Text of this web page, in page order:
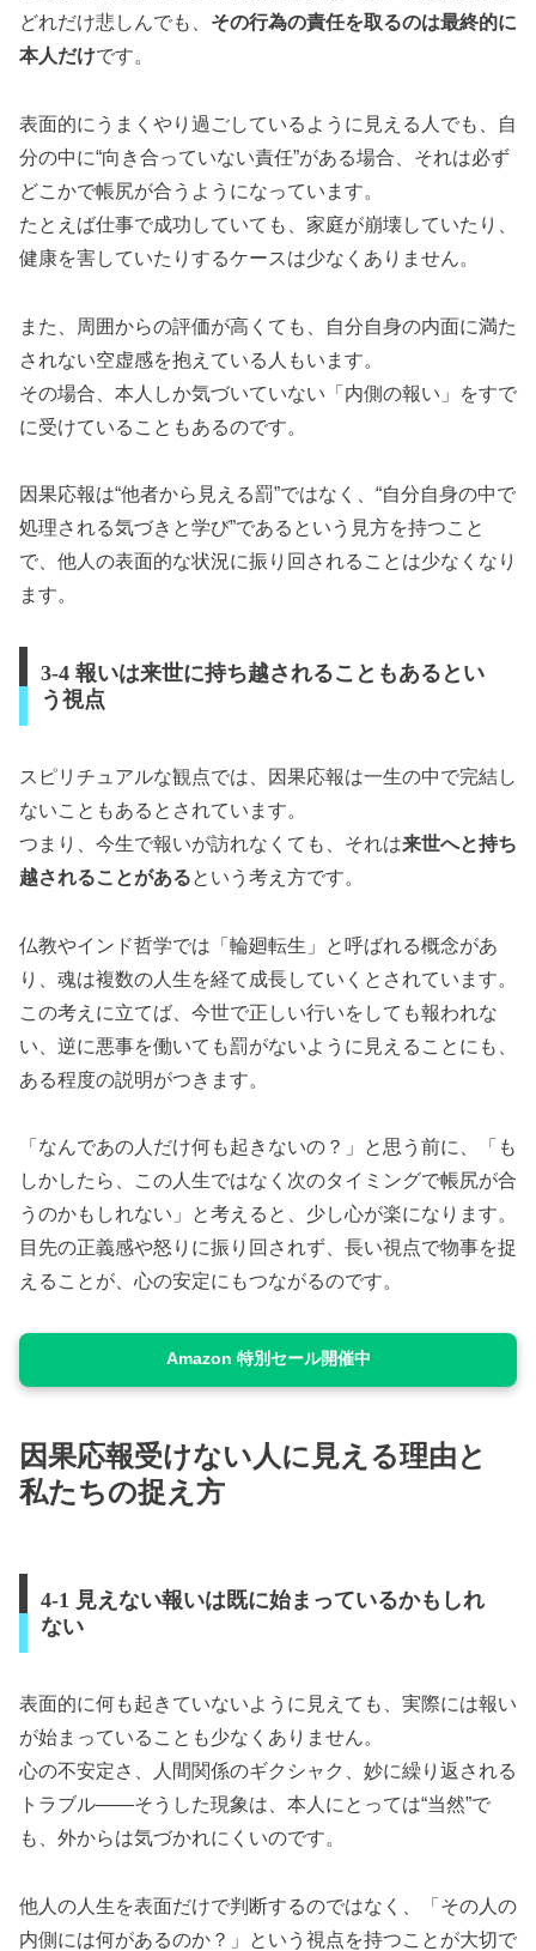
どれだけ悲しんでも、 その行為の責任を取るのは最終的に
本人だけです。
表面的にうまくやり過ごしているように見える人でも、自
分の中に“向き合っていない責任”がある場合、それは必ず
どこかで帳尻が合うようになっています。
たとえば仕事で成功していても、家庭が崩壊していたり、
健康を害していたりするケースは少なくありません。
また、周囲からの評価が高くても、自分自身の内面に満た
されない空虚感を抱えている人もいます。
その場合、本人しか気づいていない「内側の報い」をすで
に受けていることもあるのです。
因果応報は“他者から見える罰”ではなく、“自分自身の中で
処理される気づきと学び”であるという見方を持つこと
で、他人の表面的な状況に振り回されることは少なくなり
ます。
3-4 報いは来世に持ち越されることもあるとい
う視点
スピリチュアルな観点では、因果応報は一生の中で完結し
ないこともあるとされています。
つまり、今生で報いが訪れなくても、それは来世へと持ち
越されることがあるという考え方です。
仏教やインド哲学では「輪廻転生」と呼ばれる概念があ
り、魂は複数の人生を経て成長していくとされています。
この考えに立てば、今世で正しい行いをしても報われな
い、逆に悪事を働いても罰がないように見えることにも、
ある程度の説明がつきます。
「なんであの人だけ何も起きないの？」と思う前に、「も
しかしたら、この人生ではなく次のタイミングで帳尻が合
うのかもしれない」と考えると、少し心が楽になります。
目先の正義感や怒りに振り回されず、長い視点で物事を捉
えることが、心の安定にもつながるのです。
Amazon 特別セール開催中
因果応報受けない人に見える理由と
私たちの捉え方
4-1 見えない報いは既に始まっているかもしれ
ない
表面的に何も起きていないように見えても、実際には報い
が始まっていることも少なくありません。
心の不安定さ、人間関係のギクシャク、妙に繰り返される
トラブル――そうした現象は、本人にとっては“当然”で
も、外からは気づかれにくいのです。
他人の人生を表面だけで判断するのではなく、「その人の
内側には何があるのか？」という視点を持つことが大切で